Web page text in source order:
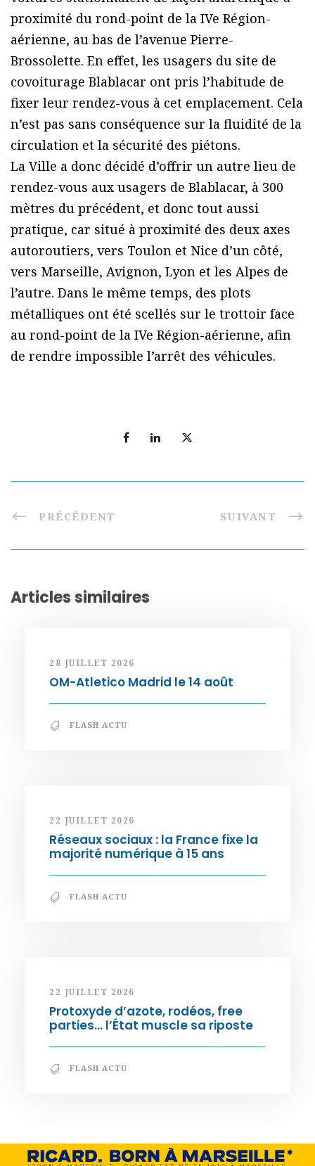
proximité du rond-point de la IVe Région-
aérienne, au bas de l’avenue Pierre-
Brossolette. En effet, les usagers du site de
covoiturage Blablacar ont pris l’habitude de
fixer leur rendez-vous à cet emplacement. Cela
n’est pas sans conséquence sur la fluidité de la
circulation et la sécurité des piétons.
La Ville a donc décidé d’offrir un autre lieu de
rendez-vous aux usagers de Blablacar, à 300
mètres du précédent, et donc tout aussi
pratique, car situé à proximité des deux axes
autoroutiers, vers Toulon et Nice d’un côté,
vers Marseille, Avignon, Lyon et les Alpes de
l’autre. Dans le même temps, des plots
métalliques ont été scellés sur le trottoir face
au rond-point de la IVe Région-aérienne, afin
de rendre impossible l’arrêt des véhicules.
PRÉCÉDENT SUIVANT
Articles similaires
28 JUILLET 2026
OM-Atletico Madrid le 14 août
FLASH ACTU
22 JUILLET 2026
Réseaux sociaux : la France fixe la
majorité numérique à 15 ans
FLASH ACTU
22 JUILLET 2026
Protoxyde d’azote, rodéos, free
parties… l’État muscle sa riposte
FLASH ACTU